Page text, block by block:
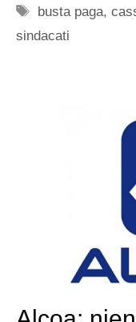
Tag
busta paga,
sindacati